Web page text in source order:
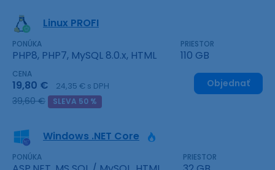
Linux PROFI
PONÚKA
PHP8, PHP7, MySQL 8.0.x, HTML
PRIESTOR
110 GB
CENA
19,80 € 24,35 € s DPH
39,60 € SLEVA 50 %
Objednať
Windows .NET Core
PONÚKA PRIESTOR